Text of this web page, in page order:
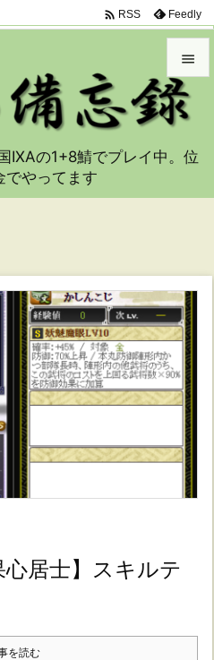


メニュ
サイド

検索
 RSS Feedly
IXAの1+8鯖でプレイ中。位
でやってます
心居士】スキルテ
を読む